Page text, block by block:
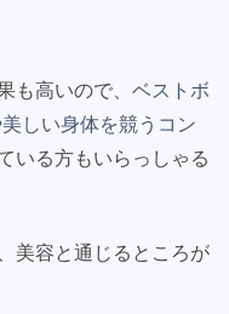
も高いので、 ベストボ
しい身体を競うコン
いる方もいらっしゃる
美容と通じるところが